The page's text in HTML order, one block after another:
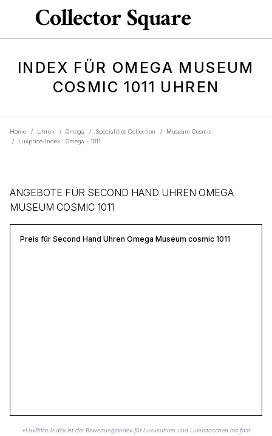
INDEX FÜR OMEGA MUSEUM
COSMIC 1011 UHREN
Home / Uhren / Omega / Specialities Collection /
Museum Cosmic
/
Luxprice-Index : Omega - 1011
ANGEBOTE FÜR SECOND HAND UHREN OMEGA
MUSEUM COSMIC 1011
Preis für Second Hand Uhren Omega Museum cosmic 1011
*LuxPrice-Index ist der Bewertungsindex für Luxusuhren und Luxustaschen mit fast